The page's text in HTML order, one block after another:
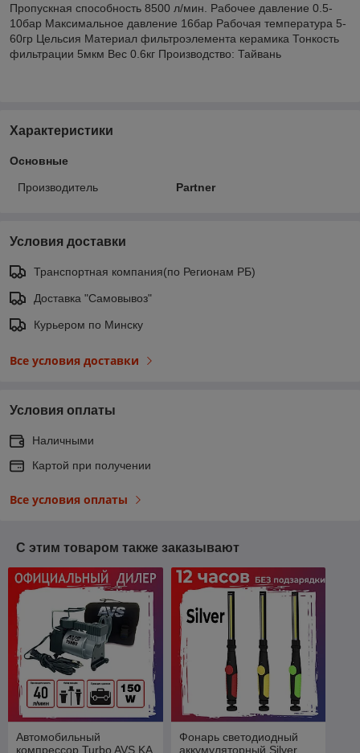
Пропускная способность 8500 л/мин. Рабочее давление 0.5-
10бар Максимальное давление 16бар Рабочая температура 5-
60гр Цельсия Материал фильтроэлемента керамика Тонкость
фильтрации 5мкм Вес 0.6кг Производство: Тайвань
Характеристики
Основные
Производитель Partner
Условия доставки
Транспортная компания(по Регионам РБ)
Доставка "Самовывоз"
Курьером по Минску
Все условия доставки
Условия оплаты
Наличными
Картой при получении
Все условия оплаты
С этим товаром также заказывают
Автомобильный
компрессор Turbo AVS KA
Фонарь светодиодный
аккумуляторный Silver